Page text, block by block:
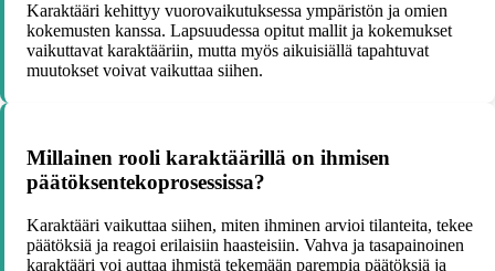
Karaktääri kehittyy vuorovaikutuksessa ympäristön ja omien
kokemusten kanssa. Lapsuudessa opitut mallit ja kokemukset
vaikuttavat karaktääriin, mutta myös aikuisiällä tapahtuvat
muutokset voivat vaikuttaa siihen.
Millainen rooli karaktäärillä on ihmisen
päätöksentekoprosessissa?
Karaktääri vaikuttaa siihen, miten ihminen arvioi tilanteita, tekee
päätöksiä ja reagoi erilaisiin haasteisiin. Vahva ja tasapainoinen
karaktääri voi auttaa ihmistä tekemään parempia päätöksiä ja